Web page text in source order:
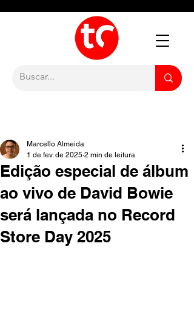
Edição especial de álbum
ao vivo de David Bowie
será lançada no Record
Store Day 2025
Marcello Almeida
1 de fev. de 2025 2 min de leitura